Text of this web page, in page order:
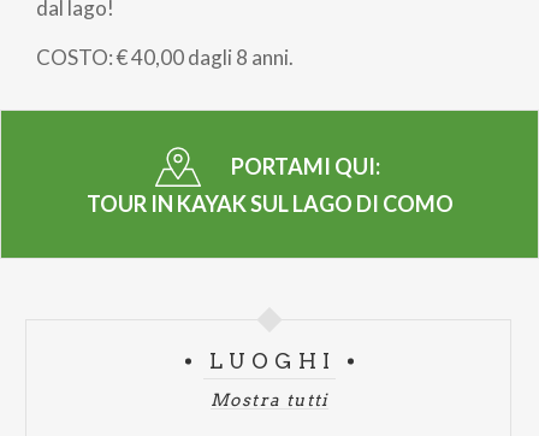
dal lago!
COSTO: € 40,00 dagli 8 anni.
PORTAMI QUI:
TOUR IN KAYAK SUL LAGO DI COMO
LUOGHI
Mostra tutti